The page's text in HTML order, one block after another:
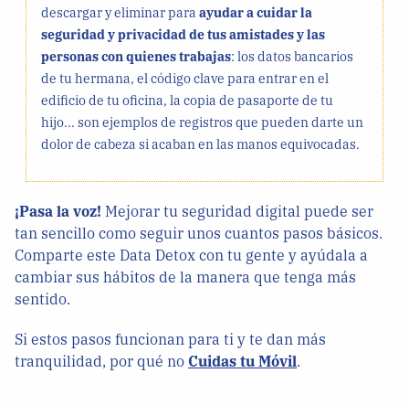
descargar y eliminar para ayudar a cuidar la
seguridad y privacidad de tus amistades y las
personas con quienes trabajas: los datos bancarios
de tu hermana, el código clave para entrar en el
edificio de tu oficina, la copia de pasaporte de tu
hijo... son ejemplos de registros que pueden darte un
dolor de cabeza si acaban en las manos equivocadas.
¡Pasa la voz! Mejorar tu seguridad digital puede ser
tan sencillo como seguir unos cuantos pasos básicos.
Comparte este Data Detox con tu gente y ayúdala a
cambiar sus hábitos de la manera que tenga más
sentido.
Si estos pasos funcionan para ti y te dan más
tranquilidad, por qué no Cuidas tu Móvil.